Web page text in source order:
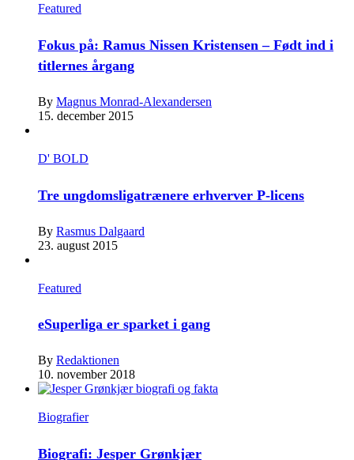
Featured
Fokus på: Ramus Nissen Kristensen – Født ind i
titlernes årgang
By Magnus Monrad-Alexandersen
15. december 2015
D' BOLD
Tre ungdomsligatrænere erhverver P-licens
By Rasmus Dalgaard
23. august 2015
Featured
eSuperliga er sparket i gang
By Redaktionen
10. november 2018
Biografier
Biografi: Jesper Grønkjær